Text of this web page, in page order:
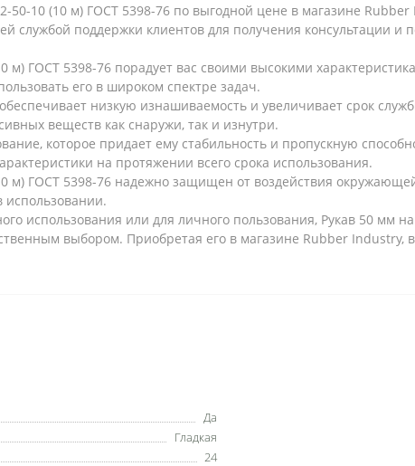
10 (10 м) ГОСТ 5398-76 по выгодной цене в магазине
службой поддержки клиентов для получения консультации
ГОСТ 5398-76 порадует вас своими высокими
его в широком спектре задач.
низкую изнашиваемость и увеличивает срок
веществ как снаружи, так и изнутри.
которое придает ему стабильность и пропускную
на протяжении всего срока использования.
м) ГОСТ 5398-76 надежно защищен от воздействия
использовании.
использования или для личного пользования, Рукав 50
выбором. Приобретая его в магазине Rubber Industry,
Да
Гладкая
24